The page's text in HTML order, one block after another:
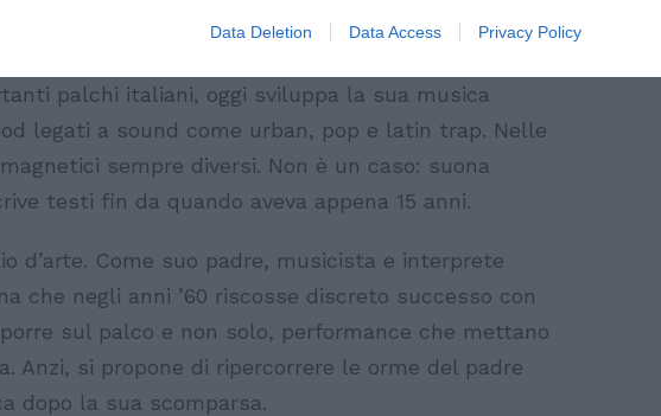
Data Deletion Data Access Privacy Policy
Revolt nel suo progetto artistico propone un mix
vibes d’oltreoceano. Dopo diversi anni come MC
palchi italiani, oggi sviluppa la sua musica
legati a sound come urban, pop e latin trap. Nelle
sempre diversi. Non è un caso: suona
testi fin da quando aveva appena 15 anni.
d’arte. Come suo padre, musicista e interprete
che negli anni ’60 riscosse discreto successo con
sul palco e non solo, performance che mettano
Anzi, si propone di ripercorrere le orme del padre
dopo la sua scomparsa.